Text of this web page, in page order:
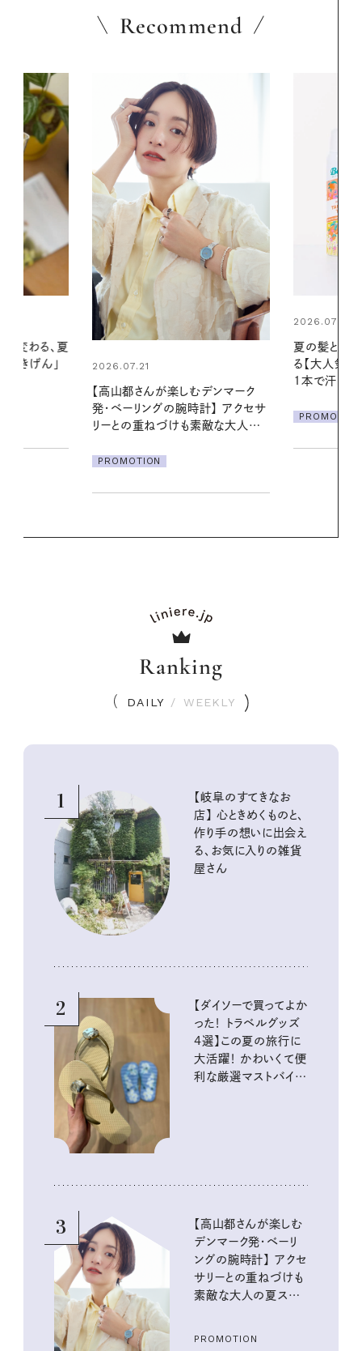
Recommend
2026.07.24
る【大人気のドライシャンプー】 この
PROMOTION
2026.06.01
暑い夏のナイ
える夜の爽
Ranking
DAILY / WEEKLY
1
【岐阜のすてきなお
店】 心ときめくものと、
作り手の想いに出会え
る、お気に入りの雑貨
屋さん
2
【ダイソーで買ってよか
った！ トラベルグッズ
4選】この夏の旅行に
大活躍！ かわいくて便
利な厳選マストバイア
3
【高山都さんが楽しむ
デンマーク発・ベーリ
ングの腕時計】 アクセ
サリーとの重ねづけも
素敵な大人の夏スタイ
PROMOTION